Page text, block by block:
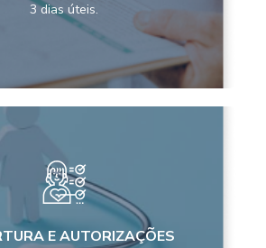
3 dias úteis.
E AUTORIZAÇÕES